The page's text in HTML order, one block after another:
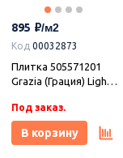
В наличии 1.62 м2
В корзину
895
Код 00032873
Плитка 505571201
Grazia (Грация) Light
Azori (Азори)
Под заказ.
В корзину